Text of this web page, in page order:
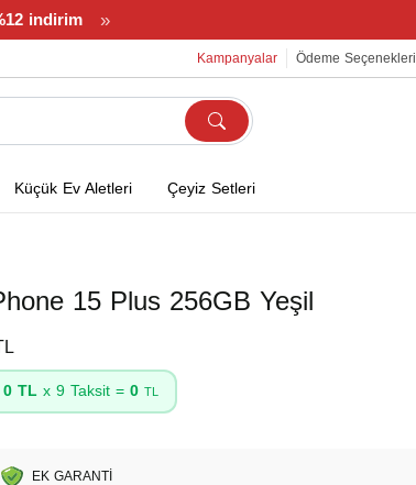
indirim »
Kampanyalar Ödeme Seçenekleri
Küçük Ev Aletleri Çeyiz Setleri
15 Plus 256GB Yeşil
0 TLx 9 Taksit = 0 TL
EK GARANTİ